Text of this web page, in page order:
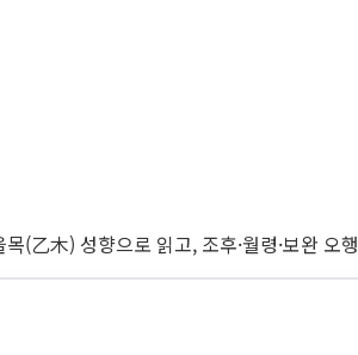
(乙木) 성향으로 읽고, 조후·월령·보완 오